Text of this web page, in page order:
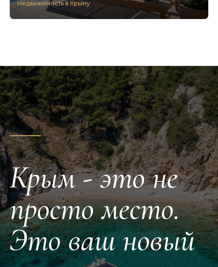
Недвижимость в Крыму
Крым - это не
просто место.
Это ваш новый